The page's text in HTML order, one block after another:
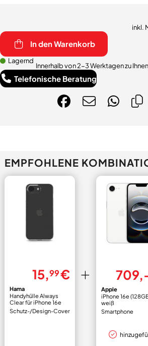
inkl.
In den Warenkorb
Lagernd
Innerhalb von 2-3 Werktagen zu
Telefonische Beratung
EMPFOHLENE
15,99€
Hama
Handyhülle Always
Clear für iPhone 16e
transparent
Schutz-/Design-Cover
Apple
iPhone 16e
weiß
Smartphone